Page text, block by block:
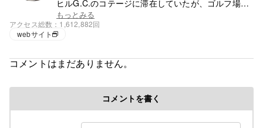
ヒルG.C.のコテージに滞在していたが、ゴルフ場の
閉鎖で滞在先を失う。それ以降は行く先が無く、都
心で徘徊の毎日。
もっとみる
アクセス総数
1,612,882回
webサイト
コメントはまだありません。
コメントを書く